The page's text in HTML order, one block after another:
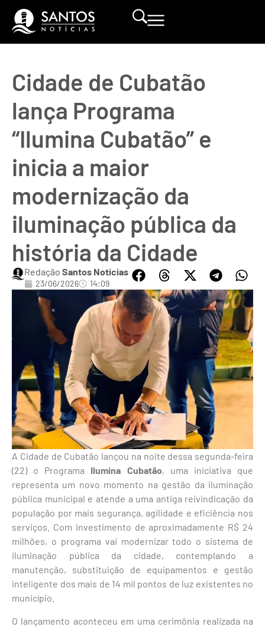
Cidade de Cubatão
lança Programa
“Ilumina Cubatão” e
inicia a maior
modernização da
iluminação pública da
história da Cidade
Redação Santos Notícias
23/06/2026 14:09
A Cidade de Cubatão lançou na noite dessa segunda-feira
(22) o Programa Ilumina Cubatão, uma iniciativa que
representa um novo momento na gestão da iluminação
pública municipal e atende a uma antiga reivindicação da
população por mais segurança, agilidade e eficiência nos
serviços. Com investimento de aproximadamente R$ 24
milhões, o programa vai modernizar todo o sistema de
iluminação pública da cidade, contemplando a
manutenção, substituição de equipamentos e gestão
inteligente dos mais de 14 mil pontos de luz existentes no
município.
O lançamento aconteceu em uma cerimônia realizada na